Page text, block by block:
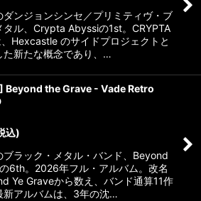
ダンジョンシンセ／プリミティヴ・ブ
タル、Crypta Abyssiの1st。CRYPTA
Hexcastle のサイドプロジェクトと
た新たな概念であり、…
Beyond the Grave - Vade Retro
込)
ブラック・メタル・バンド、Beyond
6th。2026年フル・アルバム。改名
Ye Graveから数え、バンド通算11作
新アルバムは、3年の沈…